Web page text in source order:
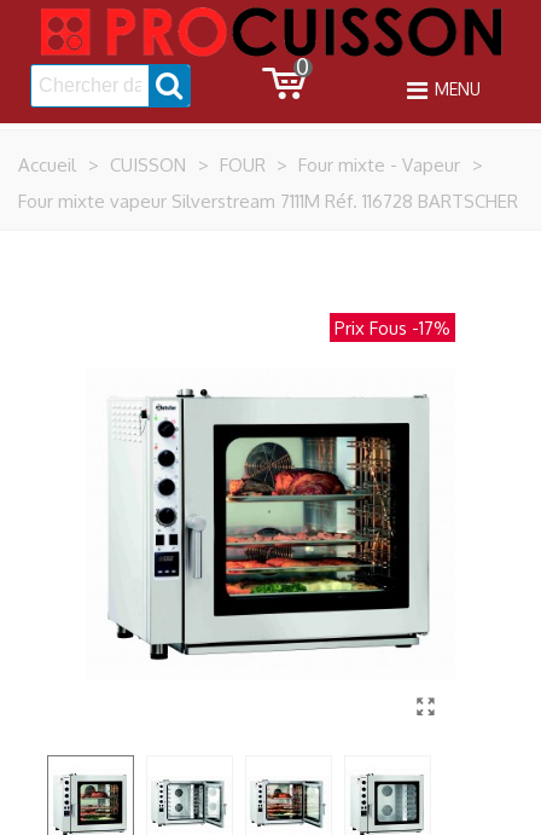
0
MENU
Accueil > CUISSON > FOUR > Four mixte - Vapeur >
Four mixte vapeur Silverstream 7111M Réf. 116728 BARTSCHER
Prix Fous -17%